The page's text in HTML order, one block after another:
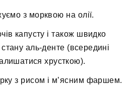
з морквою на олії.
капусту і також швидко
аль-денте (всередині
хрусткою).
з рисом і м’ясним фаршем.